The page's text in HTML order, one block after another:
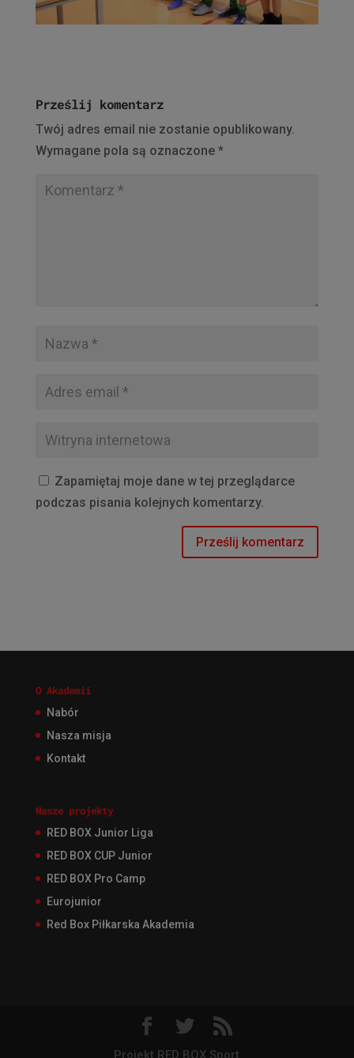
Prześlij komentarz
Twój adres email nie zostanie opublikowany.
Wymagane pola są oznaczone *
Zapamiętaj moje dane w tej przeglądarce
podczas pisania kolejnych komentarzy.
O Akademii
Nabór
Nasza misja
Kontakt
Nasze projekty
RED BOX Junior Liga
RED BOX CUP Junior
RED BOX Pro Camp
Eurojunior
Red Box Piłkarska Akademia
Projekt RED BOX Sport